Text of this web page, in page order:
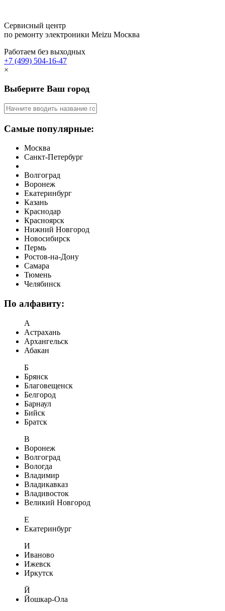
Сервисный центр
по ремонту электроники Meizu Москва
Работаем без выходных
+7 (499) 504-16-47
×
Выберите Ваш город
Самые популярные:
Москва
Санкт-Петербург
Волгоград
Воронеж
Екатеринбург
Казань
Краснодар
Красноярск
Нижний Новгород
Новосибирск
Пермь
Ростов-на-Дону
Самара
Тюмень
Челябинск
По алфавиту:
А
Астрахань
Архангельск
Абакан
Б
Брянск
Благовещенск
Белгород
Барнаул
Бийск
Братск
В
Воронеж
Волгоград
Вологда
Владимир
Владикавказ
Владивосток
Великий Новгород
Е
Екатеринбург
И
Иваново
Ижевск
Иркутск
Й
Йошкар-Ола